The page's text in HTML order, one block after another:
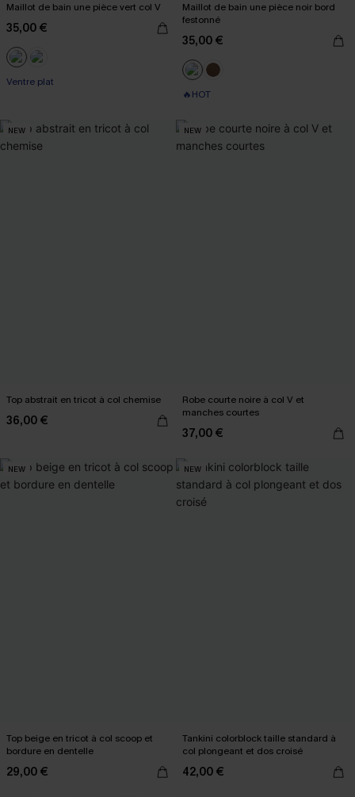
Maillot de bain une pièce vert col V
35,00 €
Ventre plat
Maillot de bain une pièce noir bord
festonné
35,00 €
🔥HOT
NEW
Top abstrait en tricot à col chemise
36,00 €
NEW
Robe courte noire à col V et
manches courtes
37,00 €
NEW
Top beige en tricot à col scoop et
bordure en dentelle
29,00 €
NEW
Tankini colorblock taille standard à
col plongeant et dos croisé
42,00 €